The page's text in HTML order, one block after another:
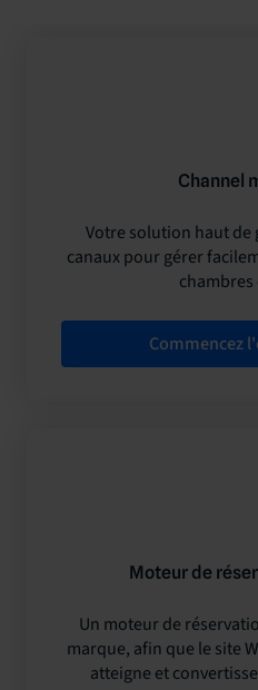
Channel
Votre solution haut de
canaux pour gérer
chambres
Commencez
Moteur de
Un moteur de
marque, afin que le site
atteigne et